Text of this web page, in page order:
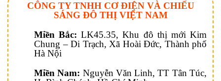
CÔNG TY TNHH CƠ ĐIỆN VÀ CHIẾU
SÁNG ĐÔ THỊ VIỆT NAM
Miền Bắc: LK45.35, Khu đô thị mới Kim
Chung – Di Trạch, Xã Hoài Đức, Thành phố
Hà Nội
Miền Nam: Nguyễn Văn Linh, TT Tân Túc,